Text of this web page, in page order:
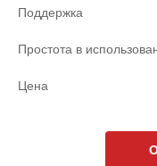
Поддержка
Простота в
Цена